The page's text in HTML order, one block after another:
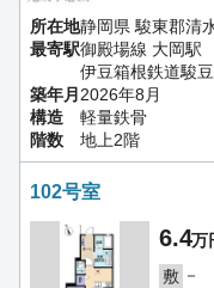
所在地静岡県 駿東郡清
最寄駅御殿場線 大岡駅
伊豆箱根鉄道駿
築年月 2026年8月
構造
軽量鉄骨
階数
地上2階
102号室
6.4万
敷 －